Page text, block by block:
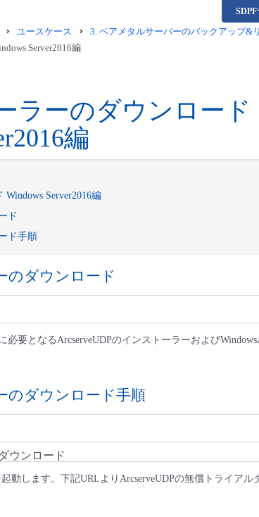
ユースケース 3. ベアメタルサーバーのバックアップ&
Server2016編
ラーのダウンロード
編
Server2016編
ド
ド手順
のダウンロード
必要となるArcserveUDPのインストーラーおよび
のダウンロード手順
ウンロード
動します。下記URLよりArcserveUDPの無償トライアル